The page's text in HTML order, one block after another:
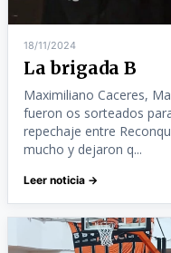
18/11/2024
La brigada B
Maximiliano Caceres,
fueron os sorteados
repechaje entre
mucho y dejaron q...
Leer noticia →